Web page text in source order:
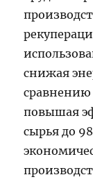
снижая
повышая
сырья до